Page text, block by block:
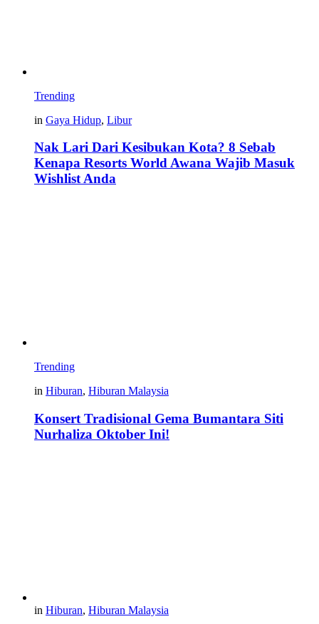
Trending
in Gaya Hidup, Libur
Nak Lari Dari Kesibukan Kota? 8 Sebab
Kenapa Resorts World Awana Wajib Masuk
Wishlist Anda
Trending
in Hiburan, Hiburan Malaysia
Konsert Tradisional Gema Bumantara Siti
Nurhaliza Oktober Ini!
in Hiburan, Hiburan Malaysia